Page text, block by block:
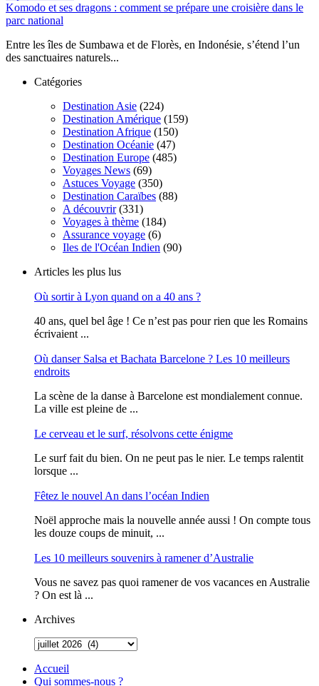
Komodo et ses dragons : comment se prépare une croisière dans le
parc national
Entre les îles de Sumbawa et de Florès, en Indonésie, s’étend l’un
des sanctuaires naturels...
Catégories
Destination Asie (224)
Destination Amérique (159)
Destination Afrique (150)
Destination Océanie (47)
Destination Europe (485)
Voyages News (69)
Astuces Voyage (350)
Destination Caraïbes (88)
A découvrir(331)
Voyages à thème (184)
Assurance voyage (6)
Iles de l'Océan Indien (90)
Articles les plus lus
Où sortir à Lyon quand on a 40 ans ?
40 ans, quel bel âge ! Ce n’est pas pour rien que les Romains
écrivaient ...
Où danser Salsa et Bachata Barcelone ? Les 10 meilleurs
endroits
La scène de la danse à Barcelone est mondialement connue.
La ville est pleine de ...
Le cerveau et le surf, résolvons cette énigme
Le surf fait du bien. On ne peut pas le nier. Le temps ralentit
lorsque ...
Fêtez le nouvel An dans l’océan Indien
Noël approche mais la nouvelle année aussi ! On compte tous
les douze coups de minuit, ...
Les 10 meilleurs souvenirs à ramener d’Australie
Vous ne savez pas quoi ramener de vos vacances en Australie
? On est là ...
Archives
Accueil
Qui sommes-nous ?